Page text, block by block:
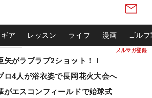
メルマガ登録
ギア レッスン ライフ 漫画 ゴル
矢がラブラブ2ショット！！
ロ4人が浴衣姿で長岡花火大会へ
がエスコンフィールドで始球式